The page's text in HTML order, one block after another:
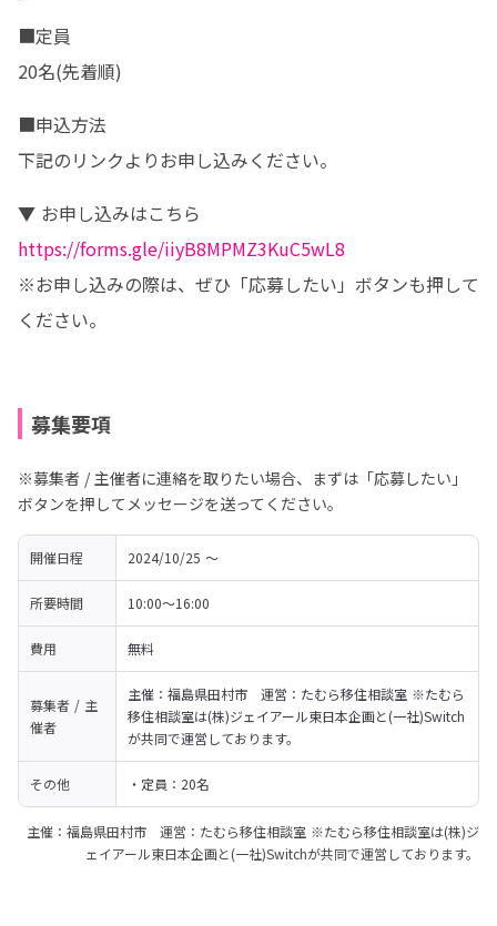
■定員
20名(先着順)
■申込方法
下記のリンクよりお申し込みください。
https://forms.gle/iiyB8MPMZ3KuC5wL8
※お申し込みの際は、ぜひ「応募したい」ボタンも押して
ください。
募集要項
※募集者 / 主催者に連絡を取りたい場合、まずは「応募したい」
ボタンを押してメッセージを送ってください。
開催日程 2024/10/25 〜
所要時間 10:00～16:00
費用 無料
募集者 / 主
催者
主催：福島県田村市　運営：たむら移住相談室 ※たむら
移住相談室は(株)ジェイアール東日本企画と(一社)Switch
が共同で運営しております。
その他 ・定員：20名
主催：福島県田村市 運営：たむら移住相談室 ※たむら移住相談室は(株)ジ
ェイアール東日本企画と(一社)Switchが共同で運営しております。